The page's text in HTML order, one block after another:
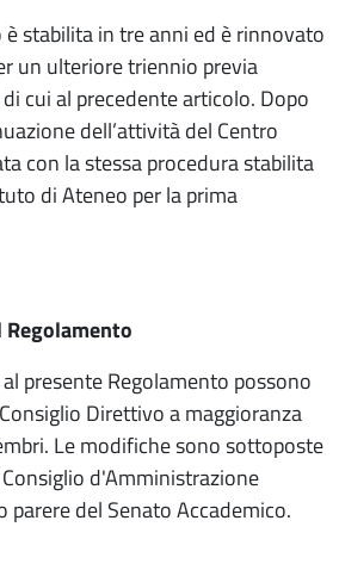
stabilita in tre anni ed è rinnovato
un ulteriore triennio previa
cui al precedente articolo. Dopo
dell’attività del Centro
con la stessa procedura stabilita
di Ateneo per la prima
presente Regolamento possono
Direttivo a maggioranza
Le modifiche sono sottoposte
d'Amministrazione
del Senato Accademico.